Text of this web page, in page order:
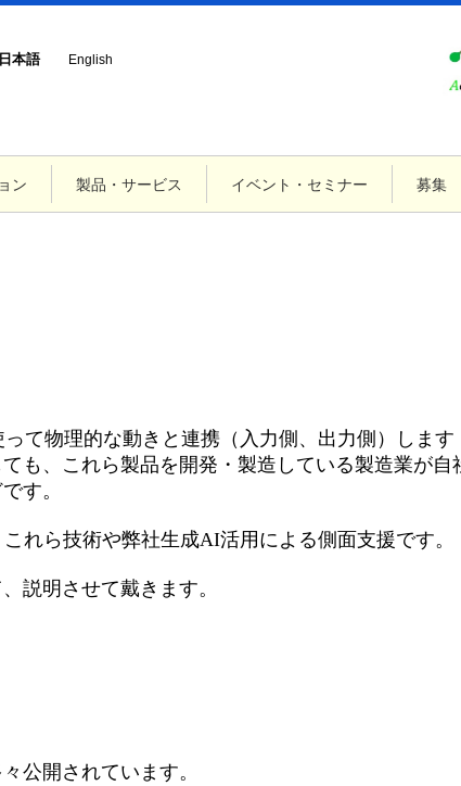
日本語 English
ン 製品・サービス イベント・セミナー 募集
て物理的な動きと連携（入力側、出力側）します
も、これら製品を開発・製造している製造業が自
す。
れら技術や弊社生成AI活用による側面支援です。
説明させて戴きます。
公開されています。